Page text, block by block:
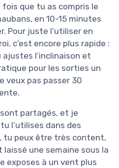
que tu as compris le
en 10-15 minutes
Pour juste l’utiliser en
c’est encore plus rapide :
l’inclinaison et
pour les sorties un
veux pas passer 30
partagés, et je
l’utilises dans des
tu peux être très content,
laissé une semaine sous la
exposes à un vent plus